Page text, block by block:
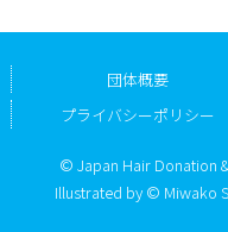
団体概要
プライバシーポリシー
© Japan Hair Donation
Illustrated by © Miwako